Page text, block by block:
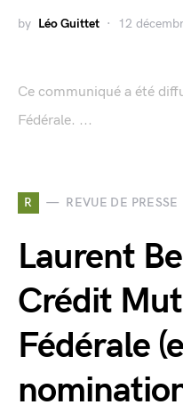
by Léo Guittet 12
Ce communiqué a été
Fédérale. ...
R REVUE DE PRESSE
Laurent
Crédit
Fédérale